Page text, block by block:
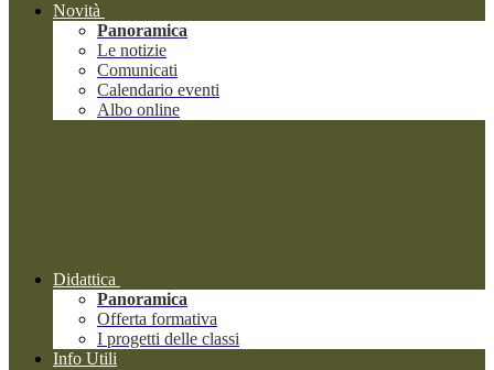
Novità
Panoramica
Le notizie
Comunicati
Calendario eventi
Albo online
Didattica
Panoramica
Offerta formativa
I progetti delle classi
Info Utili